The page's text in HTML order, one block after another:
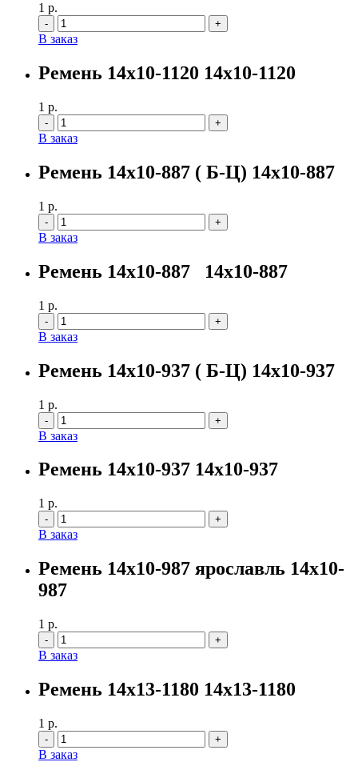
1 р.
Количество
В заказ
Ремень 14х10-1120 14х10-1120
1 р.
Количество
В заказ
Ремень 14х10-887 ( Б-Ц) 14х10-887
1 р.
Количество
В заказ
Ремень 14х10-887 14х10-887
1 р.
Количество
В заказ
Ремень 14х10-937 ( Б-Ц) 14х10-937
1 р.
Количество
В заказ
Ремень 14х10-937 14х10-937
1 р.
Количество
В заказ
Ремень 14х10-987 ярославль 14х10-
987
1 р.
Количество
В заказ
Ремень 14х13-1180 14х13-1180
1 р.
Количество
В заказ